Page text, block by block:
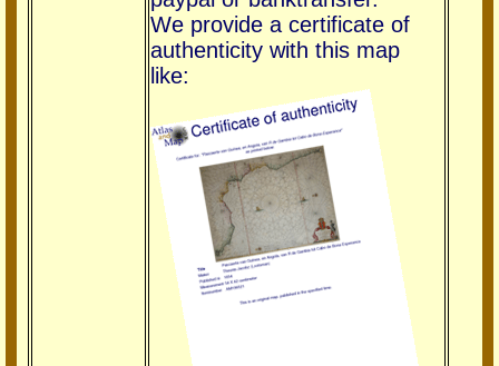
We provide a certificate of
authenticity with this map
like: